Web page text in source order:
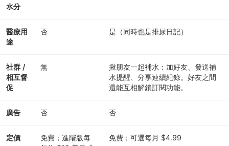
水分
醫療用
途
否 是（同時也是排尿日記）
社群 /
相互督
促
無
揪朋友一起補水：加好友、發送補
水提醒、分享連續紀錄。好友之間
還能互相解鎖訂閱功能。
廣告 否 否
定價
免費；進階版每
免費；可選每月 $4.99